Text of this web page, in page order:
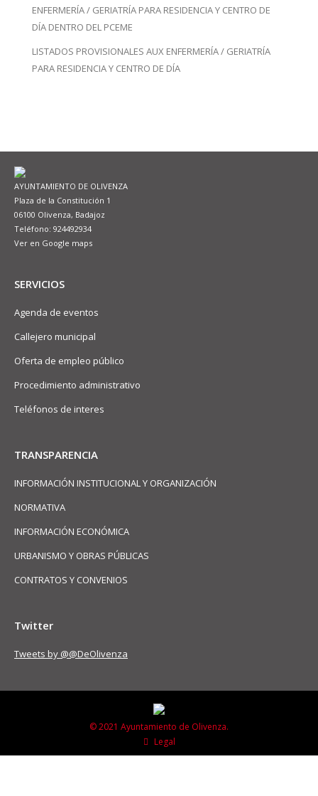
ENFERMERÍA / GERIATRÍA PARA RESIDENCIA Y CENTRO DE
DÍA DENTRO DEL PCEME
LISTADOS PROVISIONALES AUX ENFERMERÍA / GERIATRÍA
PARA RESIDENCIA Y CENTRO DE DÍA
AYUNTAMIENTO DE OLIVENZA
Plaza de la Constitución 1
06100 Olivenza, Badajoz
Teléfono: 924492934
Ver en Google maps
SERVICIOS
Agenda de eventos
Callejero municipal
Oferta de empleo público
Procedimiento administrativo
Teléfonos de interes
TRANSPARENCIA
INFORMACIÓN INSTITUCIONAL Y ORGANIZACIÓN
NORMATIVA
INFORMACIÓN ECONÓMICA
URBANISMO Y OBRAS PÚBLICAS
CONTRATOS Y CONVENIOS
Twitter
Tweets by @@DeOlivenza
© 2021 Ayuntamiento de Olivenza.
Legal